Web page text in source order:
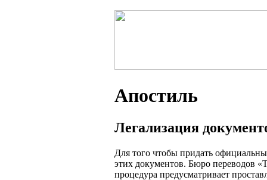
Апостиль
Легализация
Для того чтобы придать
этих документов. Бюро переводов
процедура предусматривает